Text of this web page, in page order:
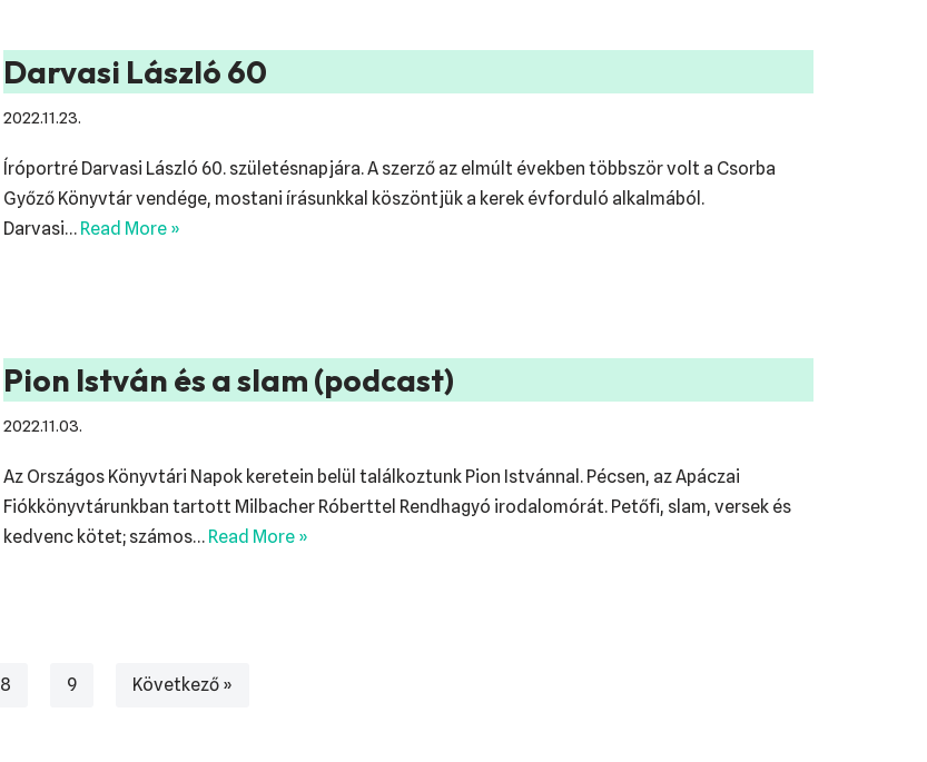
Darvasi László 60
2022.11.23.
Íróportré Darvasi László 60. születésnapjára. A szerző az elmúlt években többször volt a Csorba
Győző Könyvtár vendége, mostani írásunkkal köszöntjük a kerek évforduló alkalmából.
Darvasi… Read More »
Pion István és a slam (podcast)
2022.11.03.
Az Országos Könyvtári Napok keretein belül találkoztunk Pion Istvánnal. Pécsen, az Apáczai
Fiókkönyvtárunkban tartott Milbacher Róberttel Rendhagyó irodalomórát. Petőfi, slam, versek és
kedvenc kötet; számos… Read More »
8 9 Következő »